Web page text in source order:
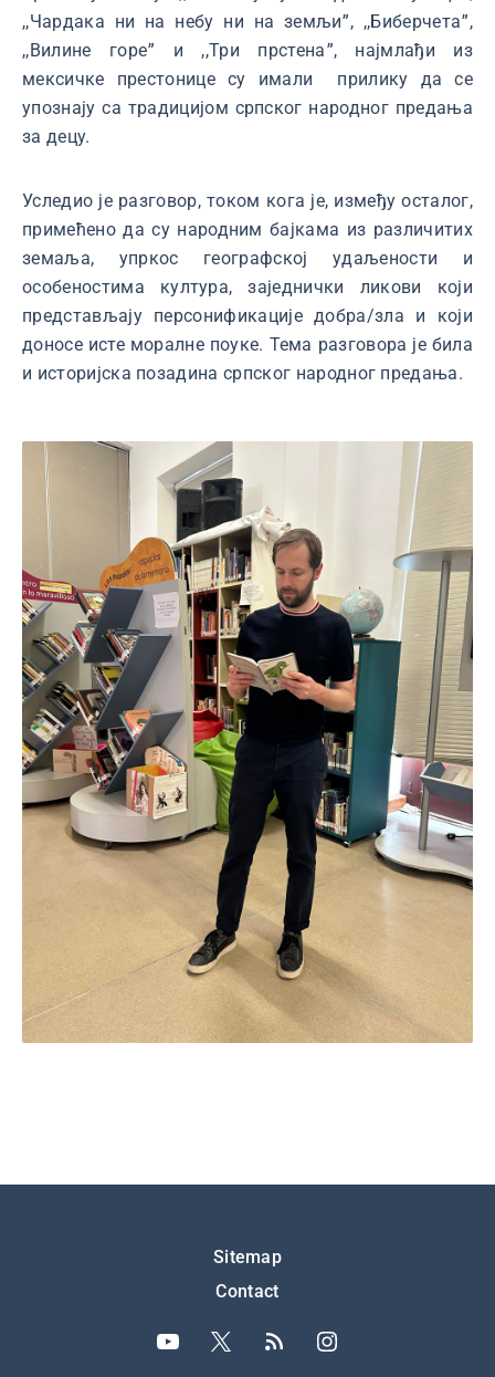
,,Чардака ни на небу ни на земљиˮ, ,,Биберчетаˮ,
,,Вилине гореˮ и ,,Три прстенаˮ, најмлађи из
мексичке престонице су имали прилику да се
упознају са традицијом српског народног предања
за децу.
Уследио је разговор, током кога је, између осталог,
примећено да су народним бајкама из различитих
земаља, упркос географској удаљености и
особеностима култура, заједнички ликови који
представљају персонификације добра/зла и који
доносе исте моралне поуке. Тема разговора је била
и историјска позадина српског народног предања.
Sitemap
Contact